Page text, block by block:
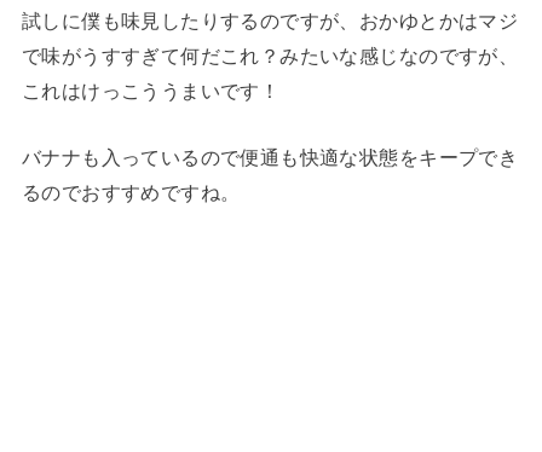
試しに僕も味見したりするのですが、おかゆとかはマジ
で味がうすすぎて何だこれ？みたいな感じなのですが、
これはけっこううまいです！
バナナも入っているので便通も快適な状態をキープでき
るのでおすすめですね。